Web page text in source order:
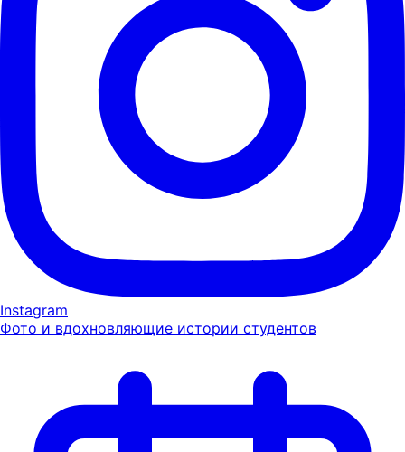
Instagram
Фото и вдохновляющие истории студентов